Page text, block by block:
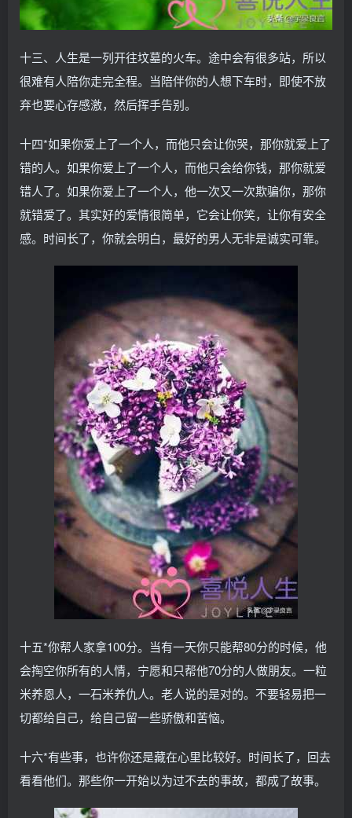
十三、人生是一列开往坟墓的火车。途中会有很多站，所以
很难有人陪你走完全程。当陪伴你的人想下车时，即使不放
弃也要心存感激，然后挥手告别。
十四*如果你爱上了一个人，而他只会让你哭，那你就爱上了
错的人。如果你爱上了一个人，而他只会给你钱，那你就爱
错人了。如果你爱上了一个人，他一次又一次欺骗你，那你
就错爱了。其实好的爱情很简单，它会让你笑，让你有安全
感。时间长了，你就会明白，最好的男人无非是诚实可靠。
十五*你帮人家拿100分。当有一天你只能帮80分的时候，他
会掏空你所有的人情，宁愿和只帮他70分的人做朋友。一粒
米养恩人，一石米养仇人。老人说的是对的。不要轻易把一
切都给自己，给自己留一些骄傲和苦恼。
十六*有些事，也许你还是藏在心里比较好。时间长了，回去
看看他们。那些你一开始以为过不去的事故，都成了故事。